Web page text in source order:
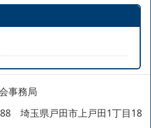
事務局
埼玉県戸田市上戸田1丁目18